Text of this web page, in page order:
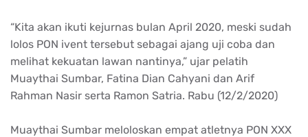
“Kita akan ikuti kejurnas bulan April 2020, meski sudah
lolos PON ivent tersebut sebagai ajang uji coba dan
melihat kekuatan lawan nantinya,” ujar pelatih
Muaythai Sumbar, Fatina Dian Cahyani dan Arif
Rahman Nasir serta Ramon Satria. Rabu (12/2/2020)
Muaythai Sumbar meloloskan empat atletnya PON XXX